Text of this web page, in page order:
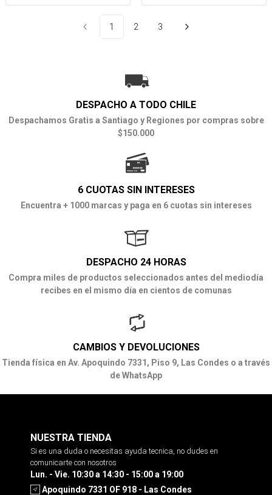
1 2 3
DESPACHO A TODO CHILE
Despachamos Gratis a Santiago y Regiones por compras sobre
$150.000
6 CUOTAS SIN INTERESES
Encuentra + 1000 marcas y paga en 6 cuotas sin intereses
DESPACHO 24 HORAS
Compra miles de productos seleccionados antes del mediodía
recibes en el mismo día en cientos de comunas
CAMBIOS Y DEVOLUCIONES
Tienda física en Av. Apoquindo 7331, Piso 9, Las Condes o a través
de WhatsApp
NUESTRA TIENDA
Si es una duda o necesitas ayuda tecnica, no dudes en
comunicarte con nosotros
Lun. - Vie. 10:30 a 14:30 - 15:00 a 19:00
Apoquindo 7331 OF 918 - Las Condes